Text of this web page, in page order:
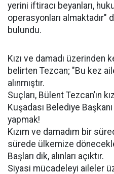
yerini iftiracı beyanları,
operasyonları almaktadır"
bulundu.
Kızı ve damadı üzerinden
belirten Tezcan; "Bu kez
alınmıştır.
Suçları, Bülent Tezcan’ın
Kuşadası Belediye Başkanı
yapmak!
Kızım ve damadım bir
sürede ülkemize
Başları dik, alınları açıktır.
Siyasi mücadeleyi aileler